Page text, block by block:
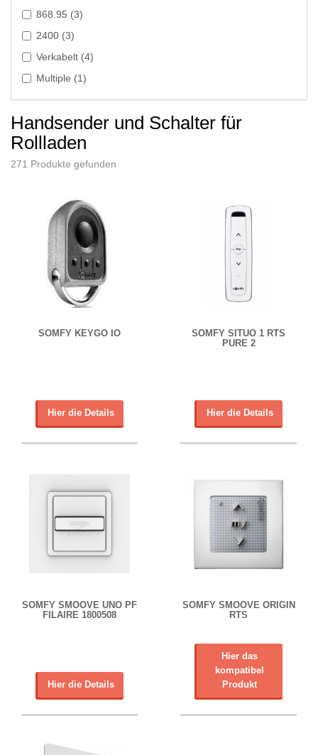
868.95 (3)
2400 (3)
Verkabelt (4)
Multiple (1)
Handsender und Schalter für
Rollladen
271 Produkte gefunden
SOMFY KEYGO IO
Hier die Details
SOMFY SITUO 1 RTS
PURE 2
Hier die Details
SOMFY SMOOVE UNO PF
FILAIRE 1800508
Hier die Details
SOMFY SMOOVE ORIGIN
RTS
Hier das
kompatibel
Produkt